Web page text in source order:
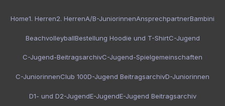
Home1. Herren2. HerrenA/B-JuniorinnenAnsprechpartnerBambini
BeachvolleyballBestellung Hoodie und T-ShirtC-Jugend
C-Jugend-BeitragsarchivC-Jugend-Spielgemeinschaften
C-JuniorinnenClub 100D-Jugend BeitragsarchivD-Juniorinnen
D1- und D2-JugendE-JugendE-Jugend Beitragsarchiv